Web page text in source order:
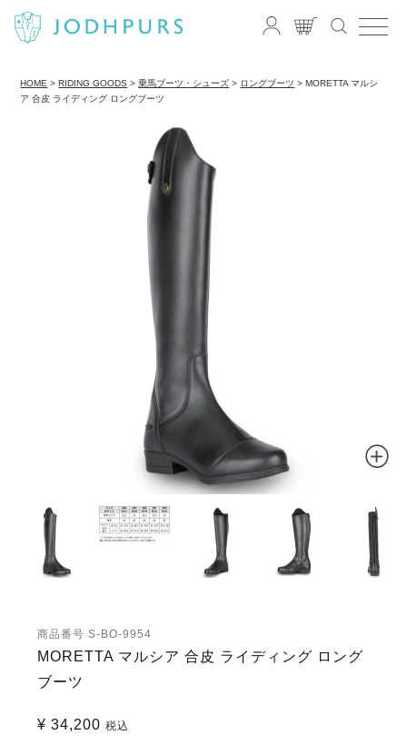
HOME RIDING GOODS 乗馬ブーツ・シューズ ロングブーツ
MORETTA マルシ
ア 合皮 ライディング ロングブーツ
商品番号 S-BO-9954
MORETTA マルシア 合皮 ライディング ロング
ブーツ
¥ 34,200 税込